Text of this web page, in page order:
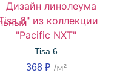
Tisa 6
368 ₽ /м²